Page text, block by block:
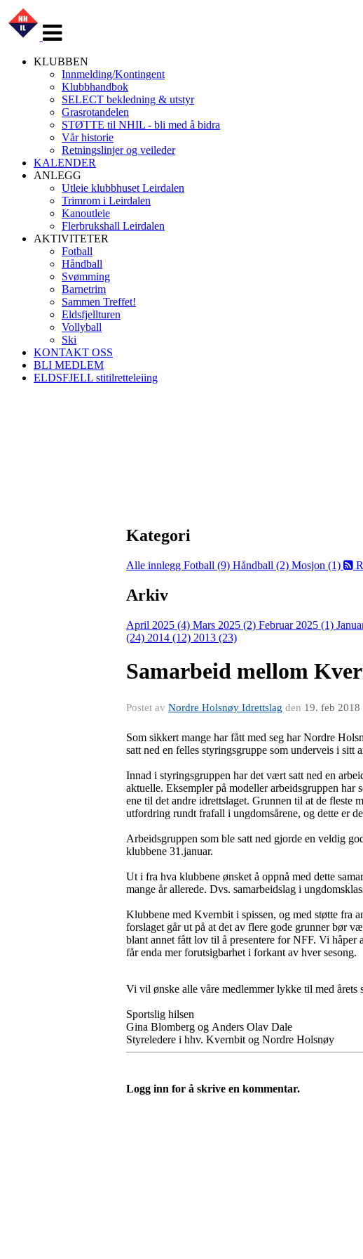
navigasjon
KLUBBEN
Innmelding/Kontingent
Klubbhandbok
SELECT bekledning & utstyr
Grasrotandelen
STØTTE til NHIL - bli med å bidra
Vår historie
Retningslinjer og veileder
KALENDER
ANLEGG
Utleie klubbhuset Leirdalen
Trimrom i Leirdalen
Kanoutleie
Flerbrukshall Leirdalen
AKTIVITETER
Fotball
Håndball
Svømming
Barnetrim
Sammen Treffet!
Eldsfjellturen
Vollyball
Ski
KONTAKT OSS
BLI MEDLEM
ELDSFJELL stitilretteleiing
Kategori
Alle innlegg Fotball (9) Håndball (2) Mosjon (1)
Arkiv
April 2025 (4) Mars 2025 (2) Februar 2025 (1)
(24) 2014 (12) 2013 (23)
Samarbeid mellom
Postet av Nordre Holsnøy Idrettslag den 19. feb 2018
Som sikkert mange har fått med seg har Nordre
satt ned en felles styringsgruppe som underveis i
Innad i styringsgruppen har det vært satt ned en
aktuelle. Eksempler på modeller arbeidsgruppen
ene til det andre idrettslaget. Grunnen til at de fleste
utfordring rundt frafall i ungdomsårene, og dette er
Arbeidsgruppen som ble satt ned gjorde en veldig
klubbene 31.januar.
Ut i fra hva klubbene ønsket å oppnå med dette
mange år allerede. Dvs. samarbeidslag i
Klubbene med Kvernbit i spissen, og med støtte fra
forslaget går ut på at det av flere gode grunner bør
blant annet fått lov til å presentere for NFF. Vi håper
får enda mer forutsigbarhet i forkant av hver sesong.
Vi vil ønske alle våre medlemmer lykke til med
Sportslig hilsen
Gina Blomberg og Anders Olav Dale
Styreledere i hhv. Kvernbit og Nordre Holsnøy
Logg inn for å skrive en kommentar.